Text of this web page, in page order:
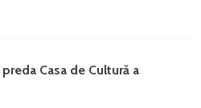
Casa de Cultură a